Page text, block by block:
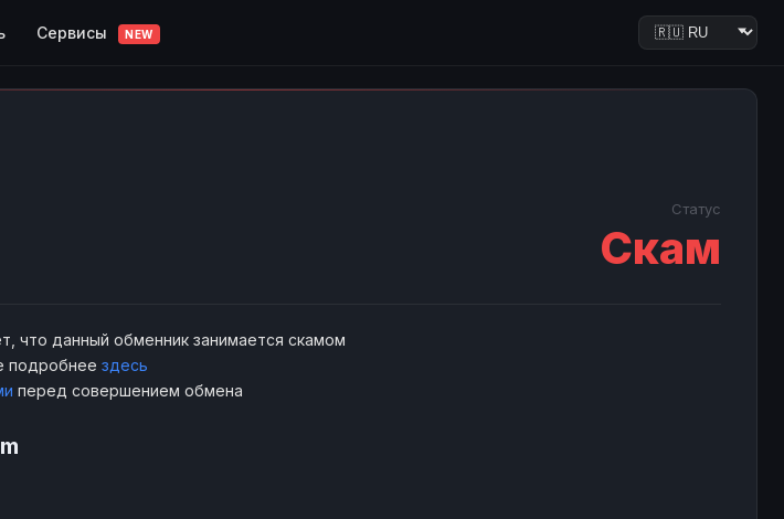
Сервисы NEW
Статус
Скам
что данный обменник занимается скамом
подробнее здесь
перед совершением обмена